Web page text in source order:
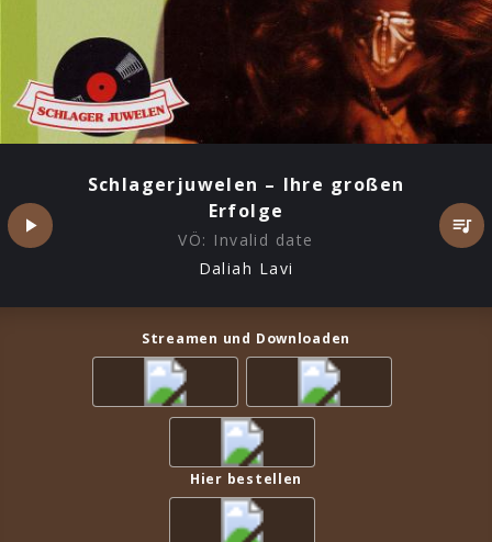
Schlagerjuwelen – Ihre großen
Erfolge
VÖ: Invalid date
Daliah Lavi
Streamen und Downloaden
Hier bestellen